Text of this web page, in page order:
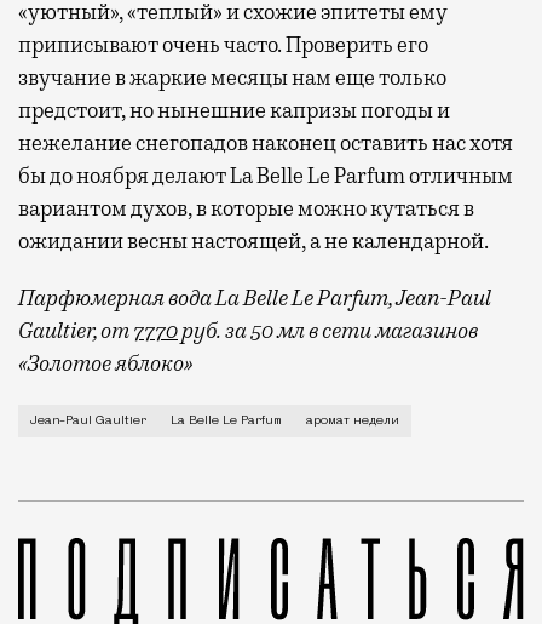
«уютный», «теплый» и схожие эпитеты ему
приписывают очень часто. Проверить его
звучание в жаркие месяцы нам еще только
предстоит, но нынешние капризы погоды и
нежелание снегопадов наконец оставить нас хотя
бы до ноября делают La Belle Le Parfum отличным
вариантом духов, в которые можно кутаться в
ожидании весны настоящей, а не календарной.
Парфюмерная вода La Belle Le Parfum, Jean-Paul
Gaultier, от7770руб. за 50 мл в сети магазинов
«Золотое яблоко»
Парфюмерная линия Jean-Paul Gaultier снова
Jean-Paul Gaultier La Belle Le Parfum аромат недели